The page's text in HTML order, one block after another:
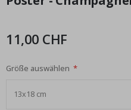
der
11,00 CHF
Größe auswählen